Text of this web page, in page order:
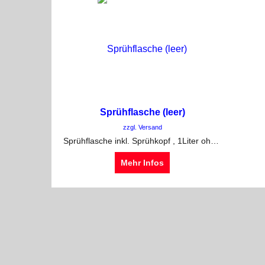
Sprühflasche (leer)
zzgl. Versand
Sprühflasche inkl. Sprühkopf , 1Liter ohne Inhalt
Mehr Infos